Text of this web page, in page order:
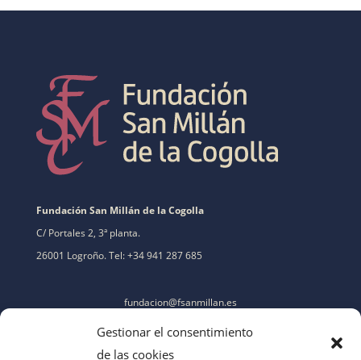
Gestionar el consentimiento
de las cookies
Fundación San Millán de la Cogolla
C/ Portales 2, 3ª planta.
26001 Logroño. Tel: +34 941 287 685
fundacion@fsanmillan.es